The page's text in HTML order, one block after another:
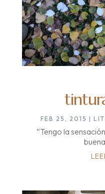
FEB 25, 2015 |
“Tengo la